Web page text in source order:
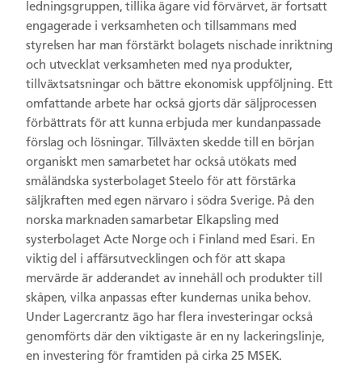
ledningsgruppen, tillika ägare vid förvärvet, är fortsatt
engagerade i verksamheten och tillsammans med
styrelsen har man förstärkt bolagets nischade inriktning
och utvecklat verksamheten med nya produkter,
tillväxtsatsningar och bättre ekonomisk uppföljning. Ett
omfattande arbete har också gjorts där säljprocessen
förbättrats för att kunna erbjuda mer kundanpassade
förslag och lösningar. Tillväxten skedde till en början
organiskt men samarbetet har också utökats med
småländska systerbolaget Steelo för att förstärka
säljkraften med egen närvaro i södra Sverige. På den
norska marknaden samarbetar Elkapsling med
systerbolaget Acte Norge och i Finland med Esari. En
viktig del i affärsutvecklingen och för att skapa
mervärde är adderandet av innehåll och produkter till
skåpen, vilka anpassas efter kundernas unika behov.
Under Lagercrantz ägo har flera investeringar också
genomförts där den viktigaste är en ny lackeringslinje,
en investering för framtiden på cirka 25 MSEK.